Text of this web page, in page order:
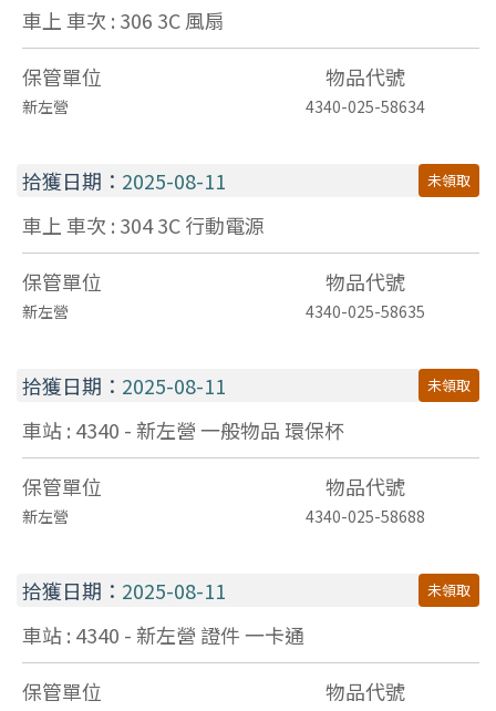
車上 車次 : 306 3C風扇
保管單位
物品代號
新左營 4340-025-58634
拾獲日期： 2025-08-11 未領取
車上 車次 : 3043C行動電源
保管單位
物品代號
新左營 4340-025-58635
拾獲日期： 2025-08-11 未領取
車站 : 4340 - 新左營一般物品 環保杯
保管單位
物品代號
新左營 4340-025-58688
拾獲日期： 2025-08-11 未領取
車站 : 4340 - 新左營 證件一卡通
保管單位
物品代號